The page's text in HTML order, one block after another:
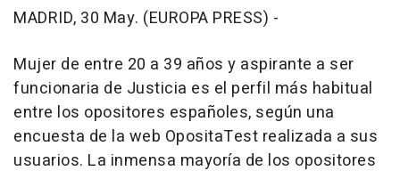
MADRID, 30 May. (EUROPA PRESS) -
Mujer de entre 20 a 39 años y aspirante a ser
funcionaria de Justicia es el perfil más habitual
entre los opositores españoles, según una
encuesta de la web OpositaTest realizada a sus
usuarios. La inmensa mayoría de los opositores